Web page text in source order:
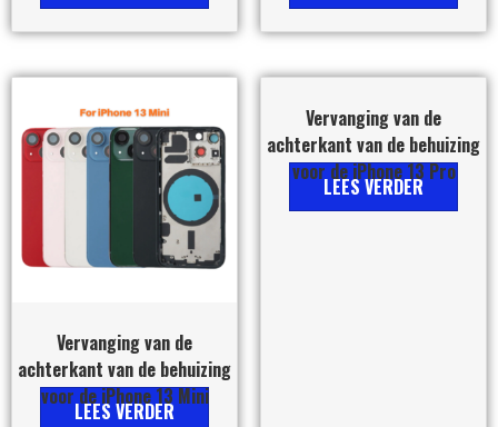
Vervanging van de
achterkant van de behuizing
voor de iPhone 13 Mini
LEES VERDER
Vervanging van de
achterkant van de behuizing
voor de iPhone 13 Pro
LEES VERDER